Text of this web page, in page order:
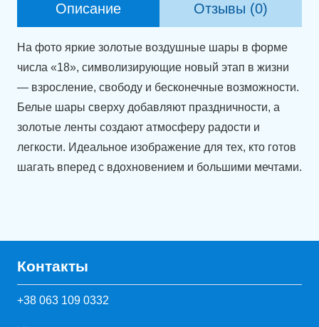
летие."
Описание Отзывы (0)
На фото яркие золотые воздушные шары в форме
числа «18», символизирующие новый этап в жизни
— взросление, свободу и бесконечные возможности.
Белые шары сверху добавляют праздничности, а
золотые ленты создают атмосферу радости и
легкости. Идеальное изображение для тех, кто готов
шагать вперед с вдохновением и большими мечтами.
Контакты
+38 063 109 0332